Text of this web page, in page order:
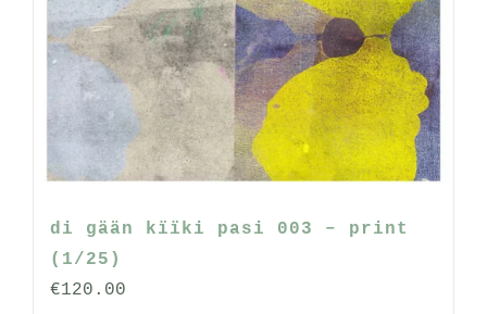
di gään kïïki pasi 003 – print
(1/25)
€120.00